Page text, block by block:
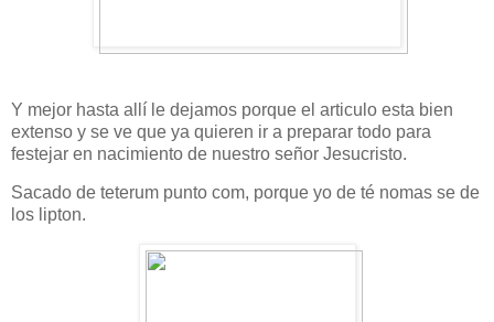
Y mejor hasta allí le dejamos porque el articulo esta bien
extenso y se ve que ya quieren ir a preparar todo para
festejar en nacimiento de nuestro señor Jesucristo.
Sacado de teterum punto com, porque yo de té nomas se de
los lipton.